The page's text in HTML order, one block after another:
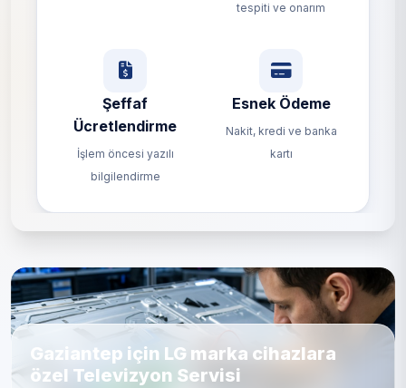
tespiti ve onarım
Şeffaf
Ücretlendirme
İşlem öncesi yazılı
bilgilendirme
Esnek Ödeme
Nakit, kredi ve banka
kartı
Gaziantep için LG marka cihazlara
özel Televizyon Servisi